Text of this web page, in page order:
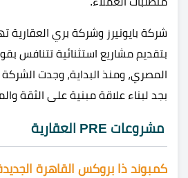
شركة بايونيرز وشركة بري العقارية
بتقديم مشاريع استثنائية تتنافس
المصري، ومنذ البداية، وجدت
بجد لبناء علاقة مبنية على الثقة
مشروعات PRE العقارية
كمبوند ذا بروكس القاهرة